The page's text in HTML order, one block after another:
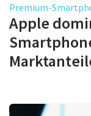
Premium-
Apple